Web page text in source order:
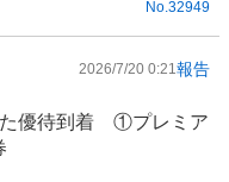
No.32949
2026/7/20 0:21報告
優待到着 ①プレミア